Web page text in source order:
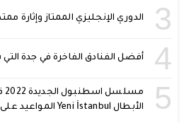
3 الدوري الإنجليزي الممتاز وإثارة
4 أفضل الفنادق الفاخرة في جدة
5
الأبطال Yeni İstanbul المواعيد على موقع قصة عشق